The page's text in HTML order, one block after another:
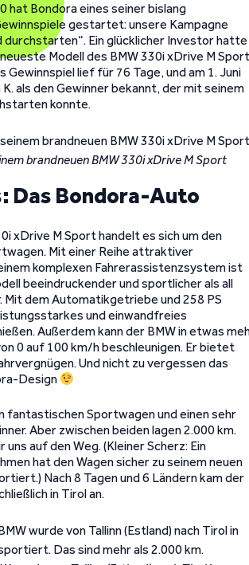
hat Bondora eines seiner bislang
gestartet: unsere Kampagne
durchstarten“. Ein glücklicher Investor hatte
Modell des BMW 330i xDrive M Sport
Gewinnspiel lief für 76 Tage, und am 1. Juni
als den Gewinner bekannt, der mit seinem
konnte.
brandneuen BMW 330i xDrive M Sport
Das Bondora-Auto
xDrive M Sport handelt es sich um den
Mit einer Reihe attraktiver
komplexen Fahrerassistenzsystem ist
beeindruckender und sportlicher als all
Mit dem Automatikgetriebe und 258 PS
und einwandfreies
Außerdem kann der BMW in etwas
0 auf 100 km/h beschleunigen. Er bietet
Und nicht zu vergessen das
Design
fantastischen Sportwagen und einen sehr
Aber zwischen beiden lagen 2.000 km.
uns auf den Weg. (Kleiner Scherz: Ein
hat den Wagen sicher zu seinem neuen
Nach 8 Tagen und 6 Ländern kam der
in Tirol an.